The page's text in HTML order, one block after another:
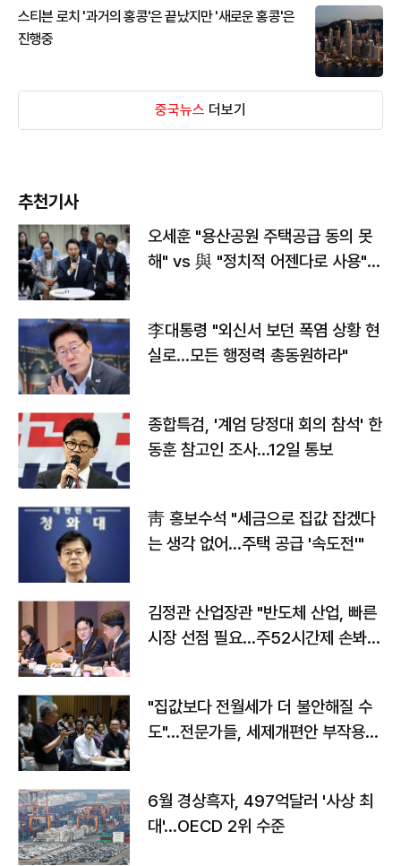
스티븐 로치 '과거의 홍콩'은 끝났지만 '새로운 홍콩'은
진행중
중국뉴스 더보기
추천기사
오세훈 "용산공원 주택공급 동의 못
해" vs 與 "정치적 어젠다로 사용"
李대통령 "외신서 보던 폭염 상황 현
실로…모든 행정력 총동원하라"
종합특검, '계엄 당정대 회의 참석' 한
동훈 참고인 조사...12일 통보
靑 홍보수석 "세금으로 집값 잡겠다
는 생각 없어…주택 공급 '속도전'"
김정관 산업장관 "반도체 산업, 빠른
시장 선점 필요…주52시간제 손봐
"집값보다 전월세가 더 불안해질 수
도"…전문가들, 세제개편안 부작용
6월 경상흑자, 497억달러 '사상 최
대'…OECD 2위 수준